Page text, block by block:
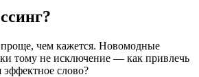
чем кажется. Новомодные
тому не исключение — как привлечь
эффектное слово?